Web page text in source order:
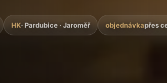
HK· Pardubice · Jaroměř objednávkapřes